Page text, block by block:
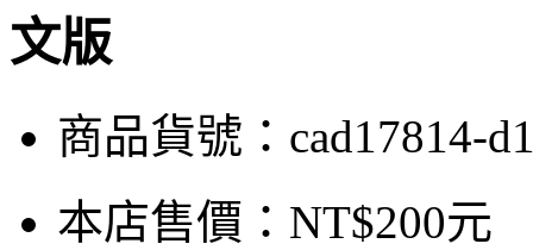
文版
商品貨號：cad17814-
本店售價： NT$200元